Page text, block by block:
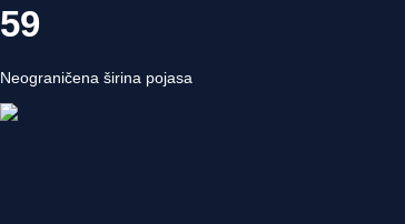
59
Neograničena širina pojasa